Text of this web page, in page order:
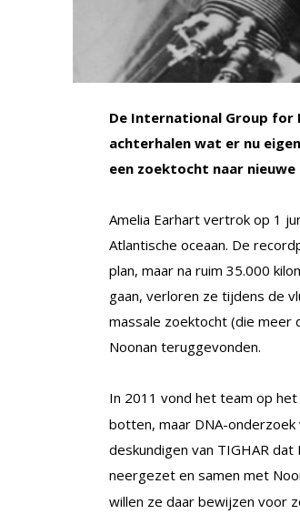
De International Group for
achterhalen wat er nu
een zoektocht naar nieuwe
Amelia Earhart vertrok op 1
Atlantische oceaan. De
plan, maar na ruim 35.000
gaan, verloren ze tijdens de
massale zoektocht (die meer
Noonan teruggevonden.
In 2011 vond het team op
botten, maar DNA-
deskundigen van TIGHAR
neergezet en samen met
willen ze daar bewijzen voor